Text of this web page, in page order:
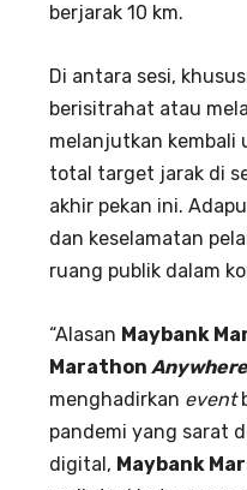
berjarak 10 km.
Di antara sesi,
berisitrahat atau
melanjutkan kembali
total target jarak di
akhir pekan ini.
dan keselamatan
ruang publik dalam
“Alasan Maybank
Marathon Anywhere
menghadirkan event
pandemi yang sarat
digital, Maybank